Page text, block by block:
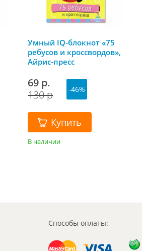
Умный IQ-блокнот «75
ребусов и кроссвордов»,
Айрис-пресс
69 р.
130 р
-46%
Купить
В наличии
Способы оплаты: